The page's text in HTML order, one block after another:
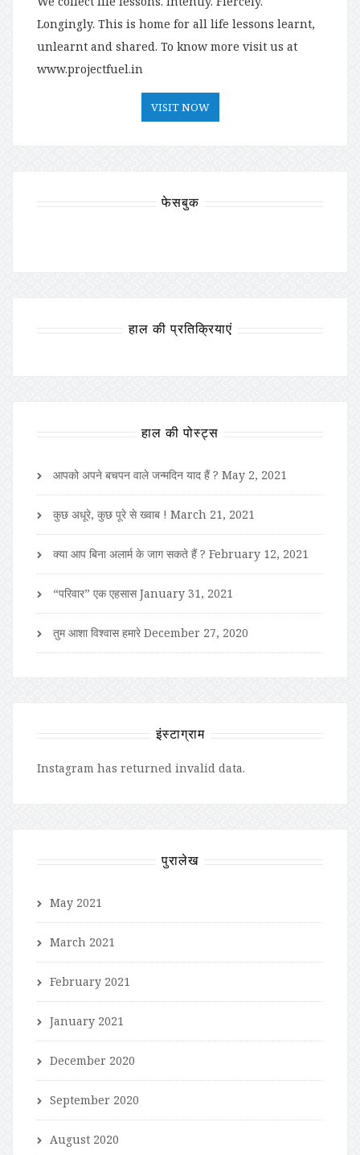
Longingly. This is home for all life lessons learnt,
unlearnt and shared. To know more visit us at
www.projectfuel.in
VISIT NOW
फेसबुक
हाल की प्रतिक्रियाएं
हाल की पोस्ट्स
आपको अपने बचपन वाले जन्मदिन याद हैं ? May 2, 2021
कुछ अधूरे, कुछ पूरे से ख्वाब ! March 21, 2021
क्या आप बिना अलार्म के जाग सकते हैं ? February 12, 2021
“परिवार” एक एहसास January 31, 2021
तुम आशा विश्वास हमारे December 27, 2020
इंस्टाग्राम
Instagram has returned invalid data.
पुरालेख
May 2021
March 2021
February 2021
January 2021
December 2020
September 2020
August 2020